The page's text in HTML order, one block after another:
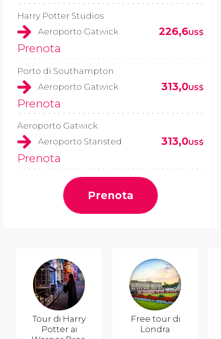
Harry Potter Studios
Aeroporto Gatwick
226,6US$
Prenota
Porto di Southampton
Aeroporto Gatwick
313,0US$
Prenota
Aeroporto Gatwick
Aeroporto Stansted
313,0US$
Prenota
Prenota
Tour di Harry
Potter ai
Free tour di
Londra